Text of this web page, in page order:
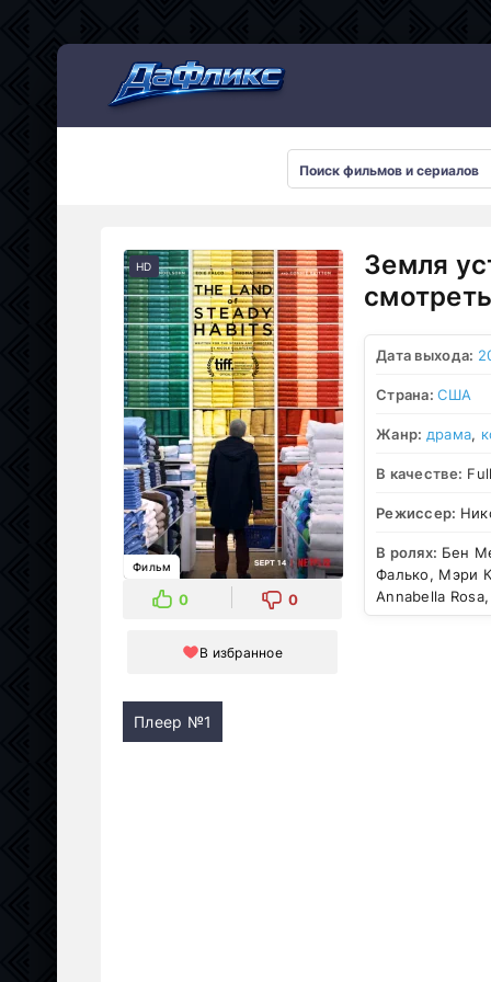
HD
Фильм
0 0
В избранное
Земля
Дата выхода:
Страна:США
Жанр: драма,
В качестве:
Режиссер:
В ролях: Бен
Фалько, Мэри
Annabella
Плеер №1
Мультсериалы